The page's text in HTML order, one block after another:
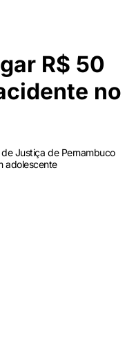
R$ 50
no
Justiça de Pernambuco
adolescente